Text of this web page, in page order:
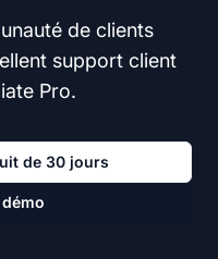
de clients
support client
Pro.
de 30 jours